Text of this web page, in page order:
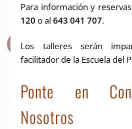
Para información y
120 o al643 041 707.
Los talleres serán
facilitador de la Escuela del
Ponte en
Nosotros